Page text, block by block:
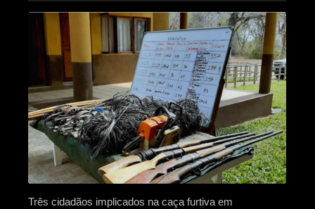
Três cidadãos implicados na caça furtiva em